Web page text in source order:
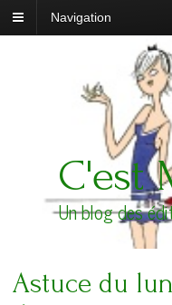
Navigation
C'est
Un blog des
Astuce du